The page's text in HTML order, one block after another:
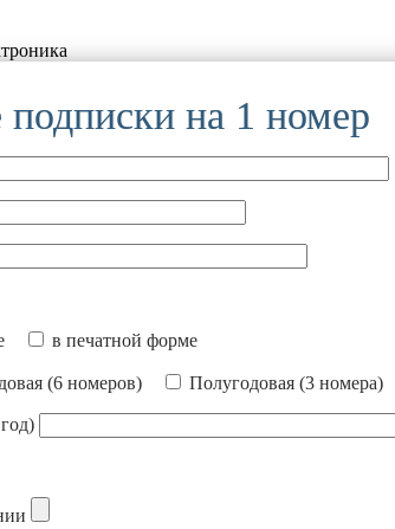
на 1 номер
в печатной форме
(6 номеров) Полугодовая (3 номера)